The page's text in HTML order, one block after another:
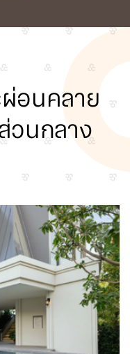
อนคลาย
วนกลาง